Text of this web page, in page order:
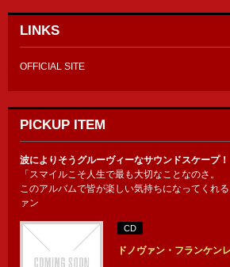
PICKUP ITEM
波によりそうグルーヴィーなサウンドスケープ！
「スマイルこそ人生で最も大切なことなのさ。
このアルバムで皆が楽しい気持ちになってくれ
ァン
CD
ドノヴァン・フランケン
LINKS
OFFICIAL SITE